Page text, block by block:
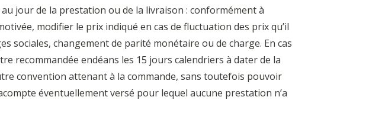
jour de la prestation ou de la livraison : conformément à
modifier le prix indiqué en cas de fluctuation des prix qu’il
sociales, changement de parité monétaire ou de charge. En cas
recommandée endéans les 15 jours calendriers à dater de la
convention attenant à la commande, sans toutefois pouvoir
éventuellement versé pour lequel aucune prestation n’a